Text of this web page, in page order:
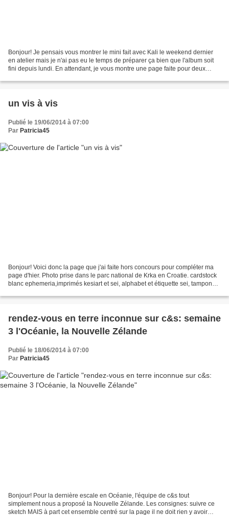
Bonjour! Je pensais vous montrer le mini fait avec Kali le weekend dernier
en atelier mais je n'ai pas eu le temps de préparer ça bien que l'album soit
fini depuis lundi. En attendant, je vous montre une page faite pour deux
un vis à vis
Publié le 19/06/2014 à 07:00
Par Patricia45
Bonjour! Voici donc la page que j'ai faite hors concours pour compléter ma
page d'hier. Photo prise dans le parc national de Krka en Croatie. cardstock
blanc ephemeria,imprimés kesiart et sei, alphabet et étiquette sei, tampons
rendez-vous en terre inconnue sur c&s: semaine
3 l'Océanie, la Nouvelle Zélande
Publié le 18/06/2014 à 07:00
Par Patricia45
Bonjour! Pour la dernière escale en Océanie, l'équipe de c&s tout
simplement nous a proposé la Nouvelle Zélande. Les consignes: suivre ce
sketch MAIS à part cet ensemble centré sur la page il ne doit rien y avoir